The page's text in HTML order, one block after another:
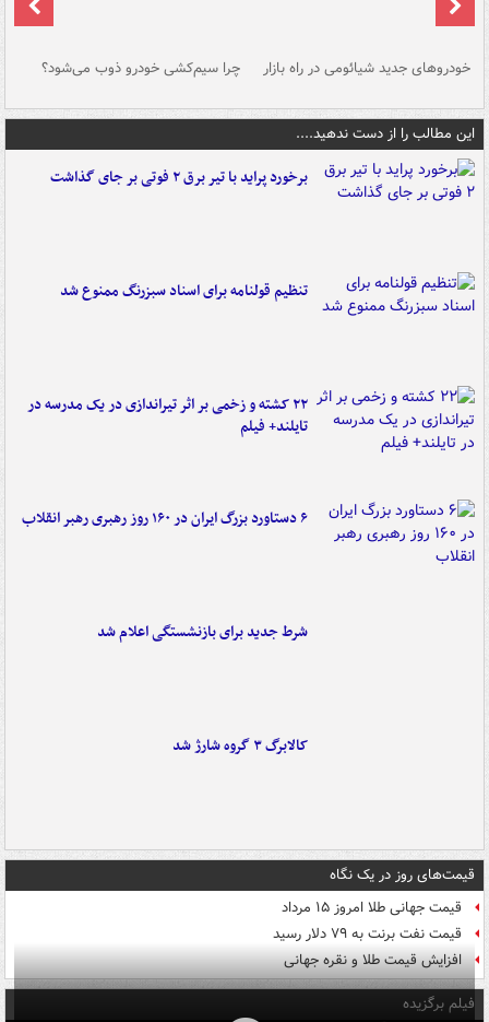
خودروهای جدید شیائومی در راه بازار چرا سیم‌کشی خودرو ذوب می‌شود؟
این مطالب را از دست ندهید....
برخورد پراید با تیر برق ۲ فوتی بر جای گذاشت
تنظیم قولنامه برای اسناد سبزرنگ ممنوع شد
۲۲ کشته و زخمی بر اثر تیراندازی در یک مدرسه در
تایلند+ فیلم
۶ دستاورد بزرگ ایران در ۱۶۰ روز رهبری رهبر انقلاب
شرط جدید برای بازنشستگی اعلام شد
کالابرگ ۳ گروه شارژ شد
قیمت‌های روز در یک نگاه
قیمت جهانی طلا امروز ۱۵ مرداد
قیمت نفت برنت به ۷۹ دلار رسید
افزایش قیمت طلا و نقره جهانی
فیلم برگزیده